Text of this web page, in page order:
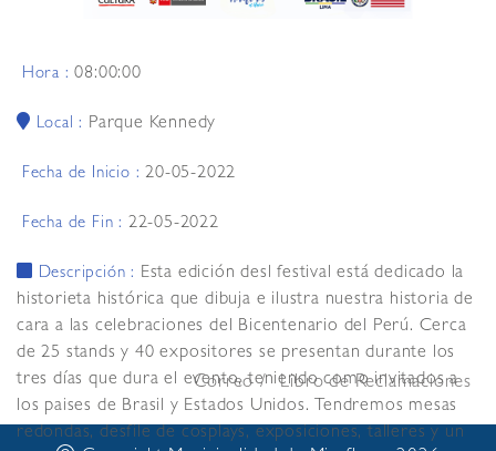
Hora :08:00:00
Local : Parque Kennedy
Fecha de Inicio : 20-05-2022
Fecha de Fin : 22-05-2022
Descripción : Esta edición desl festival está dedicado la
historieta histórica que dibuja e ilustra nuestra historia de
cara a las celebraciones del Bicentenario del Perú. Cerca
de 25 stands y 40 expositores se presentan durante los
tres días que dura el evento, teniendo como invitados a
los paises de Brasil y Estados Unidos. Tendremos mesas
redondas, desfile de cosplays, exposiciones, talleres y un
Correo Libro de Reclamaciones